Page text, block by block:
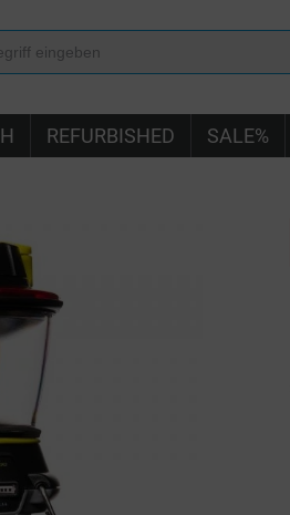
REFURBISHED SALE%